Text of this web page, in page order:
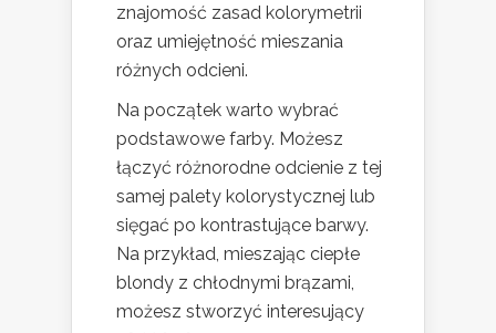
znajomość zasad kolorymetrii
oraz umiejętność mieszania
różnych odcieni.
Na początek warto wybrać
podstawowe farby. Możesz
łączyć różnorodne odcienie z tej
samej palety kolorystycznej lub
sięgać po kontrastujące barwy.
Na przykład, mieszając ciepłe
blondy z chłodnymi brązami,
możesz stworzyć interesujący